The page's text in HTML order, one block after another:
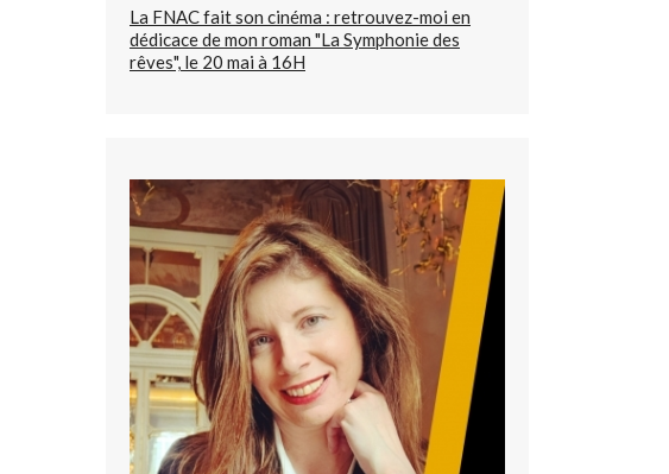
La FNAC fait son cinéma : retrouvez-moi en
dédicace de mon roman "La Symphonie des
rêves", le 20 mai à 16H